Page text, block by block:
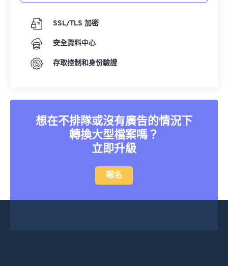
SSL/TLS 加密
安全資料中心
存取控制和身份驗證
想在不排隊或沒有廣告的情況下
轉換大型檔案嗎？
立即升級
報名